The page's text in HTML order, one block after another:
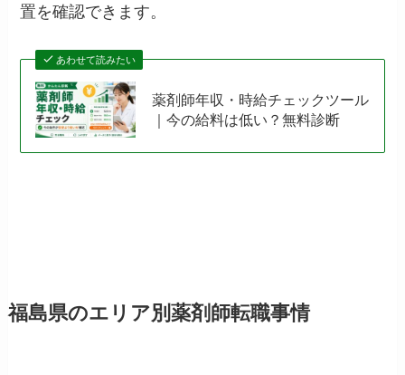
置を確認できます。
あわせて読みたい
薬剤師年収・時給チェックツール
｜今の給料は低い？無料診断
福島県のエリア別薬剤師転職事情